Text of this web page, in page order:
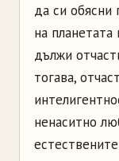
да си обясни
на
дължи
тогава,
ненаситно